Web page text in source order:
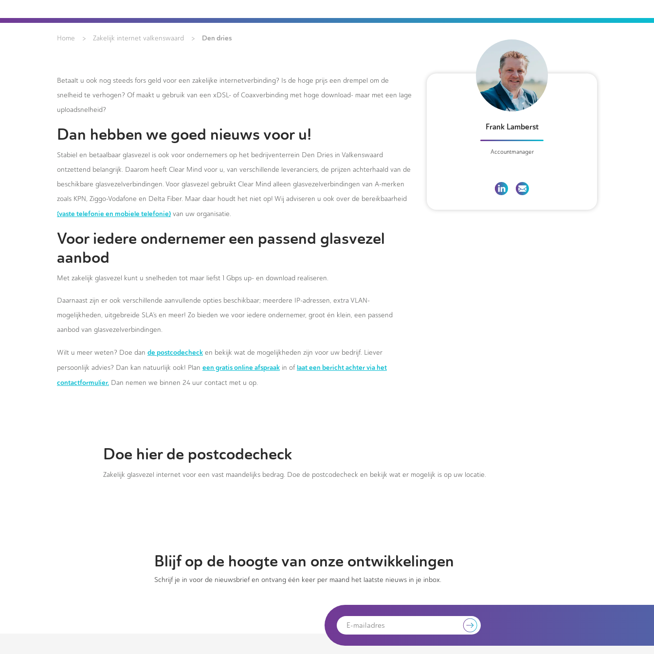
Home > Zakelijk internet valkenswaard > Den dries
Betaalt u ook nog steeds fors geld voor een zakelijke internetverbinding? Is de hoge prijs een drempel om de
snelheid te verhogen? Of maakt u gebruik van een xDSL- of Coaxverbinding met hoge download- maar met een lage
uploadsnelheid?
Dan hebben we goed nieuws voor u!
Stabiel en betaalbaar glasvezel is ook voor ondernemers op het bedrijventerrein Den Dries in Valkenswaard
ontzettend belangrijk. Daarom heeft Clear Mind voor u, van verschillende leveranciers, de prijzen achterhaald van de
beschikbare glasvezelverbindingen. Voor glasvezel gebruikt Clear Mind alleen glasvezelverbindingen van A-merken
zoals KPN, Ziggo-Vodafone en Delta Fiber. Maar daar houdt het niet op! Wij adviseren u ook over de bereikbaarheid
(vaste telefonie en mobiele telefonie) van uw organisatie.
Voor iedere ondernemer een passend glasvezel
aanbod
Met zakelijk glasvezel kunt u snelheden tot maar liefst 1 Gbps up- en download realiseren.
Daarnaast zijn er ook verschillende aanvullende opties beschikbaar; meerdere IP-adressen, extra VLAN-
mogelijkheden, uitgebreide SLA’s en meer! Zo bieden we voor iedere ondernemer, groot én klein, een passend
aanbod van glasvezelverbindingen.
Wilt u meer weten? Doe dan de postcodecheck en bekijk wat de mogelijkheden zijn voor uw bedrijf. Liever
persoonlijk advies? Dan kan natuurlijk ook! Plan een gratis online afspraak in of laat een bericht achter via het
contactformulier. Dan nemen we binnen 24 uur contact met u op.
Frank Lamberst
Accountmanager
Doe hier de postcodecheck
Zakelijk glasvezel internet voor een vast maandelijks bedrag. Doe de postcodecheck en bekijk wat er mogelijk is op uw locatie.
Blijf op de hoogte van onze ontwikkelingen
Schrijf je in voor de nieuwsbrief en ontvang één keer per maand het laatste nieuws in je inbox.